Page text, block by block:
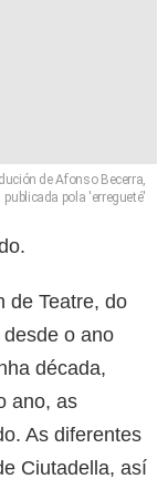
de Afonso Becerra,
publicada pola 'erregueté'
de Teatre, do
o ano
década,
ano, as
As diferentes
Ciutadella, así